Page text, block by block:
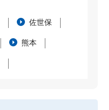
佐世保
熊本